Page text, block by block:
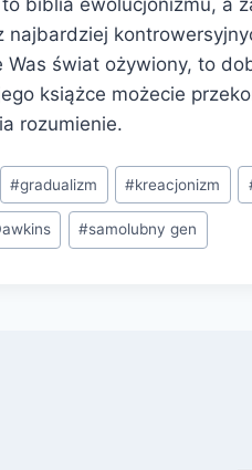
biblia ewolucjonizmu, a
najbardziej
Was świat ożywiony, to
książce możecie
rozumienie.
#gradualizm #kreacjonizm
#samolubny gen